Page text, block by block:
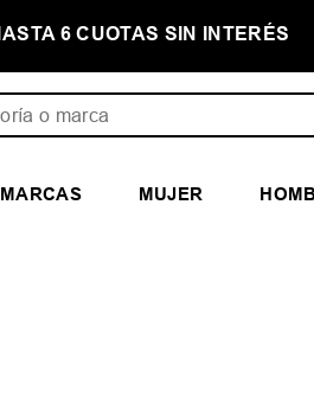
PRIMER CAMBIO GRATIS
MARCAS MUJER